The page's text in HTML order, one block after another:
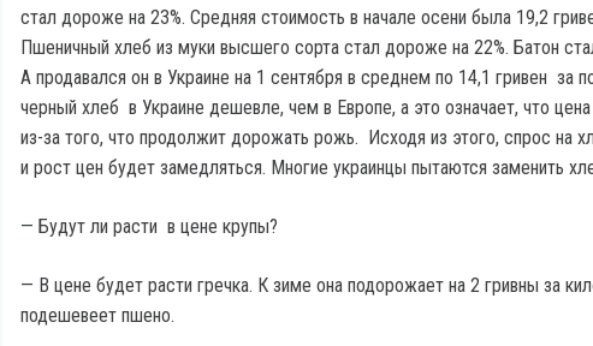
стал дороже на 23%. Средняя стоимость в начале осени была 19,2
Пшеничный хлеб из муки высшего сорта стал дороже на 22%. Батон
А продавался он в Украине на 1 сентября в среднем по 14,1 гривен за
черный хлеб в Украине дешевле, чем в Европе, а это означает, что
из-за того, что продолжит дорожать рожь. Исходя из этого, спрос на
и рост цен будет замедляться. Многие украинцы пытаются заменить
— Будут ли расти в цене крупы?
— В цене будет расти гречка. К зиме она подорожает на 2 гривны за
подешевеет пшено.